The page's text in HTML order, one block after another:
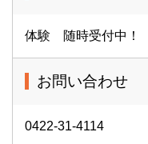
体験 随時受付中！
お問い合わせ
0422-31-4114